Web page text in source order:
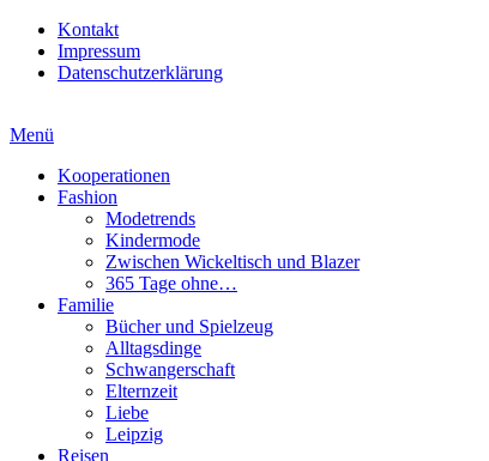
Kontakt
Impressum
Datenschutzerklärung
Menü
Kooperationen
Fashion
Modetrends
Kindermode
Zwischen Wickeltisch und Blazer
365 Tage ohne…
Familie
Bücher und Spielzeug
Alltagsdinge
Schwangerschaft
Elternzeit
Liebe
Leipzig
Reisen